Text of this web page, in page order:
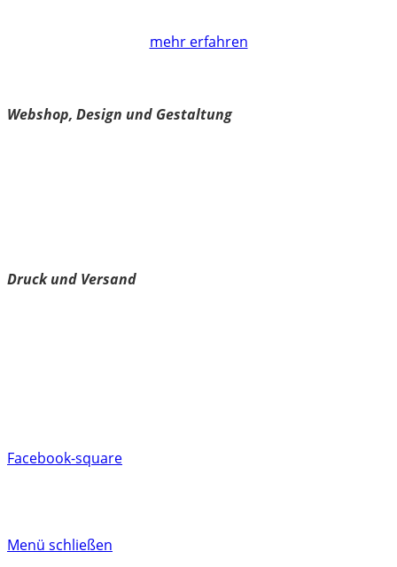
mehr erfahren
Webshop, Design und Gestaltung
Druck und Versand
Facebook-square
Menü schließen